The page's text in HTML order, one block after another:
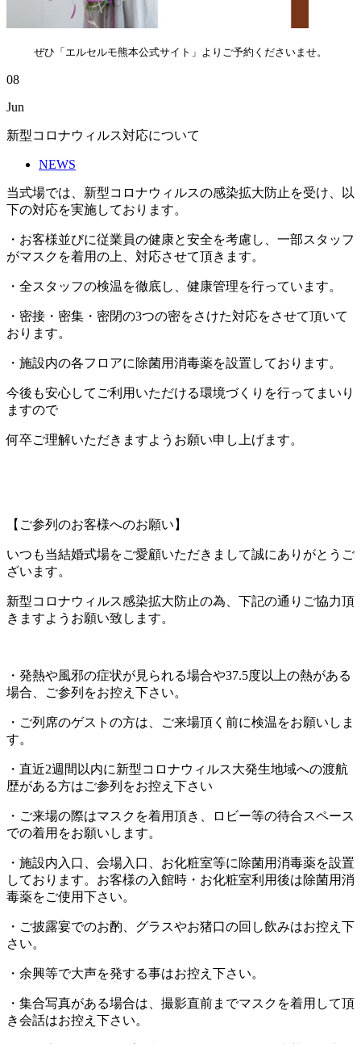
ぜひ「 エルセルモ熊本公式サイト」 よりご予約くださいませ。
08
Jun
新型コロナウィルス対応について
NEWS
当式場では、新型コロナウィルスの感染拡大防止を受け、以
下の対応を実施しております。
・お客様並びに従業員の健康と安全を考慮し、一部スタッフ
がマスクを着用の上、対応させて頂きます。
・全スタッフの検温を徹底し、健康管理を行っています。
・密接・密集・密閉の3つの密をさけた対応をさせて頂いて
おります。
・施設内の各フロアに除菌用消毒薬を設置しております。
今後も安心してご利用いただける環境づくりを行ってまいり
ますので
何卒ご理解いただきますようお願い申し上げます。
【ご参列のお客様へのお願い】
いつも当結婚式場をご愛顧いただきまして誠にありがとうご
ざいます。
新型コロナウィルス感染拡大防止の為、下記の通りご協力頂
きますようお願い致します。
・発熱や風邪の症状が見られる場合や37.5度以上の熱がある
場合、ご参列をお控え下さい。
・ご列席のゲストの方は、ご来場頂く前に検温をお願いしま
す。
・直近2週間以内に新型コロナウィルス大発生地域への渡航
歴がある方はご参列をお控え下さい
・ご来場の際はマスクを着用頂き、ロビー等の待合スペース
での着用をお願いします。
・施設内入口、会場入口、お化粧室等に除菌用消毒薬を設置
しております。お客様の入館時・お化粧室利用後は除菌用消
毒薬をご使用下さい。
・ご披露宴でのお酌、グラスやお猪口の回し飲みはお控え下
さい。
・余興等で大声を発する事はお控え下さい。
・集合写真がある場合は、撮影直前までマスクを着用して頂
き会話はお控え下さい。